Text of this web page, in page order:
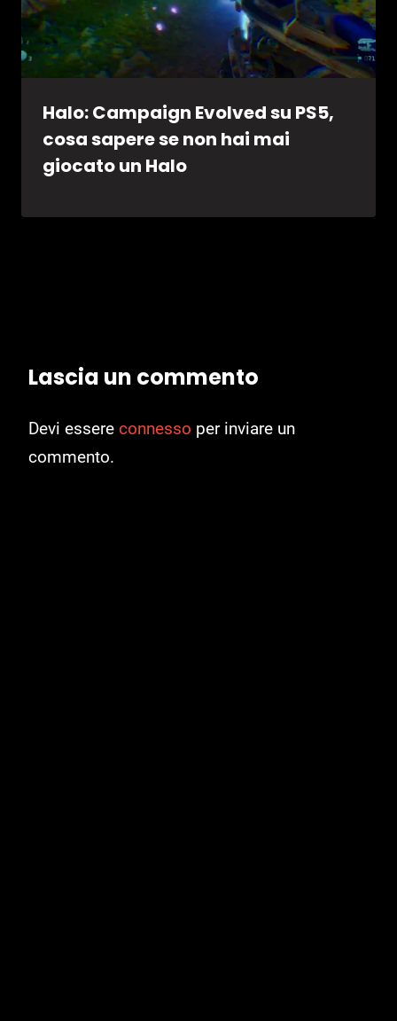
Halo: Campaign Evolved su PS5,
cosa sapere se non hai mai
giocato un Halo
Lascia un commento
Devi essere connesso per inviare un
commento.